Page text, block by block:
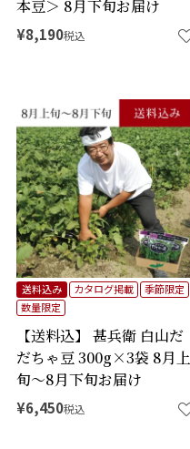
本豆＞ 8月下旬お届け
¥8,190税込
【送料込】 甚兵衛 白山だ
だちゃ豆 300g×3袋 8月上
旬～8月下旬お届け
送料込み カタログ掲載
季節限定
数量限定
¥6,450税込